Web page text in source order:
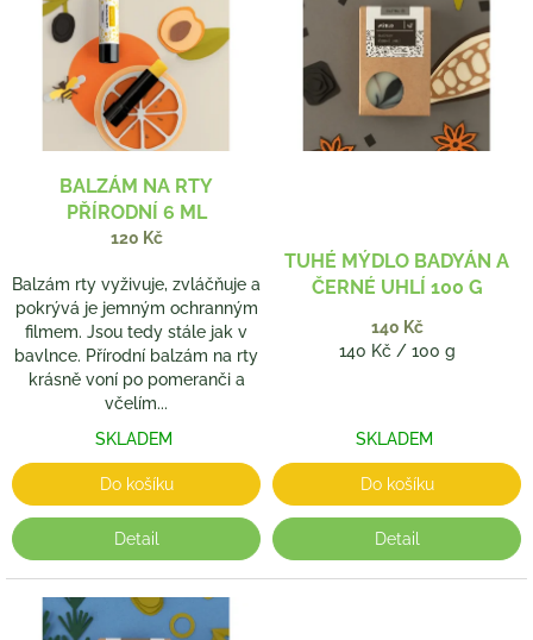
ů
BALZÁM NA RTY
PŘÍRODNÍ 6 ML
120 Kč
Balzám rty vyživuje, zvláčňuje a
pokrývá je jemným ochranným
filmem. Jsou tedy stále jak v
bavlnce. Přírodní balzám na rty
krásně voní po pomeranči a
včelím...
SKLADEM
Do košíku
Detail
TUHÉ MÝDLO BADYÁN A
ČERNÉ UHLÍ 100 G
140 Kč
Měrná
140 Kč / 100 g
SKLADEM
Do košíku
Detail